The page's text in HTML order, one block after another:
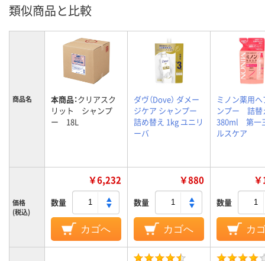
類似商品と比較
商品名 本商品：クリアスク
リット シャンプ
ー 18L
ダヴ（Dove） ダメー
ジケア シャンプー
詰め替え 1kg ユニリ
ーバ
ミノン薬用
ンプー 詰
380ml 第一
ルスケア
価格
(税込)
￥6,232
数量
カゴへ
￥880
数量
カゴへ
数量
カ